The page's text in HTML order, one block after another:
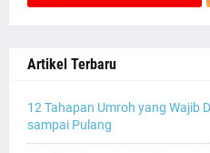
Artikel Terbaru
12 Tahapan Umroh yang Wajib
sampai Pulang